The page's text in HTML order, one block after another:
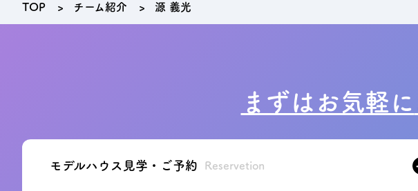
TOP チーム紹介 源 義光
まずはお気軽に
モデルハウス見学・ご予約 Reservetion